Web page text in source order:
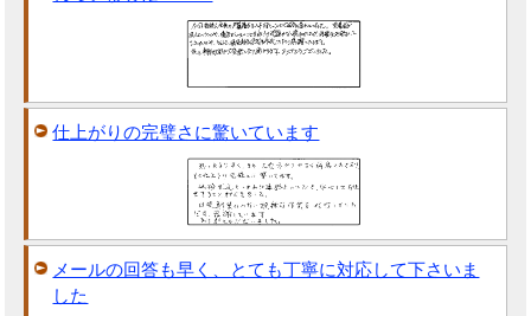
仕上がりの完璧さに驚いています
メールの回答も早く、とても丁寧に対応して下さいま
した